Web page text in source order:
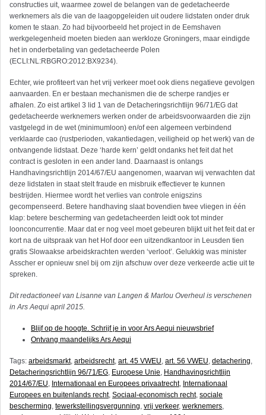
constructies uit, waarmee zowel de belangen van de gedetacheerde
werknemers als die van de laagopgeleiden uit oudere lidstaten onder druk
komen te staan. Zo had bijvoorbeeld het project in de Eemshaven
werkgelegenheid moeten bieden aan werkloze Groningers, maar eindigde
het in onderbetaling van gedetacheerde Polen
(ECLI:NL:RBGRO:2012:BX9234).
Echter, wie profiteert van het vrij verkeer moet ook diens negatieve gevolgen
aanvaarden. En er bestaan mechanismen die de scherpe randjes er
afhalen. Zo eist artikel 3 lid 1 van de Detacheringsrichtlijn 96/71/EG dat
gedetacheerde werknemers werken onder de arbeidsvoorwaarden die zijn
vastgelegd in de wet (minimumloon) en/of een algemeen verbindend
verklaarde cao (rustperioden, vakantiedagen, veiligheid op het werk) van de
ontvangende lidstaat. Deze ‘harde kern’ geldt ondanks het feit dat het
contract is gesloten in een ander land. Daarnaast is onlangs
Handhavingsrichtlijn 2014/67/EU aangenomen, waarvan wij verwachten dat
deze lidstaten in staat stelt fraude en misbruik effectiever te kunnen
bestrijden. Hiermee wordt het verlies van controle enigszins
gecompenseerd. Betere handhaving slaat bovendien twee vliegen in één
klap: betere bescherming van gedetacheerden leidt ook tot minder
loonconcurrentie. Maar dat er nog veel moet gebeuren blijkt uit het feit dat er
kort na de uitspraak van het Hof door een uitzendkantoor in Leusden tien
gratis Slowaakse arbeidskrachten werden ‘verloot’. Gelukkig was minister
Asscher er opnieuw snel bij om zijn afschuw over deze verkeerde actie uit te
spreken.
Dit redactioneel van Lisanne van Langen & Marlou Overheul is verschenen
in Ars Aequi april 2015.
Blijf op de hoogte. Schrijf je in voor Ars Aequi nieuwsbrief
Ontvang maandelijks Ars Aequi
Tags: arbeidsmarkt, arbeidsrecht, art. 45 VWEU, art. 56 VWEU, detachering,
Detacheringsrichtlijn 96/71/EG, Europese Unie, Handhavingsrichtlijn
2014/67/EU, Internationaal en Europees privaatrecht, Internationaal
Europees en buitenlands recht, Sociaal-economisch recht, sociale
bescherming, tewerkstellingsvergunning, vrij verkeer, werknemers,